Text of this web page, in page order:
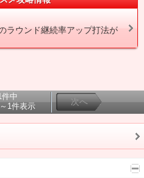
ラウンド継続率アップ打法が
件中
1件表示
次へ